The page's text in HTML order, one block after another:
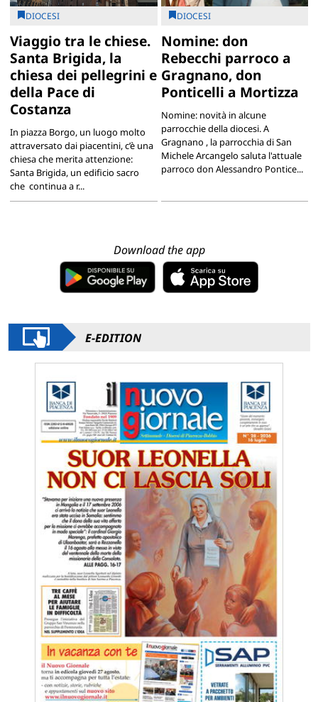
DIOCESI
Viaggio tra le chiese.
Santa Brigida, la
chiesa dei pellegrini e
della Pace di
Costanza
In piazza Borgo, un luogo molto
attraversato dai piacentini, c’è una
chiesa che merita attenzione:
Santa Brigida, un edificio sacro
che continua a r...
DIOCESI
Nomine: don
Rebecchi parroco a
Gragnano, don
Ponticelli a Mortizza
Nomine: novità in alcune
parrocchie della diocesi. A
Gragnano , la parrocchia di San
Michele Arcangelo saluta l'attuale
parroco don Alessandro Pontice...
Download the app
E-EDITION